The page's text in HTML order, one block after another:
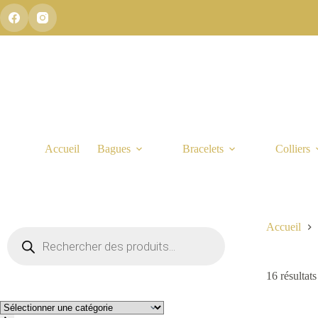
Passer
au
contenu
Accueil Bagues Bracelets Colliers
Accueil
16
produits
Sélectionner